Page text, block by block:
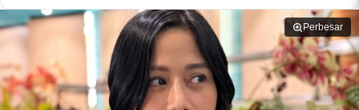
Perbesar